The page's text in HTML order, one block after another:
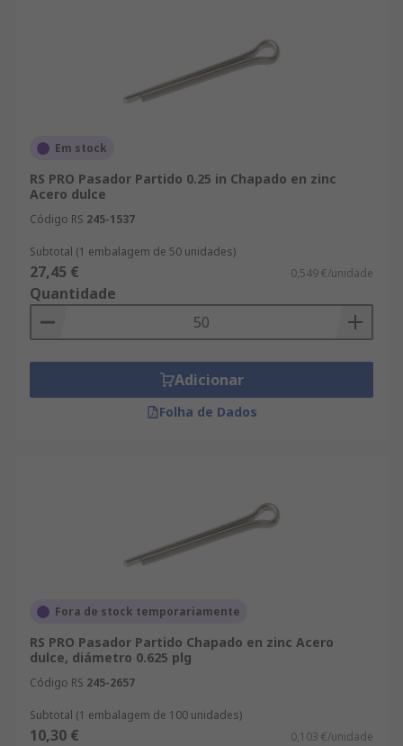
Em stock
RS PRO Pasador Partido 0.25 in Chapado en zinc
Acero dulce
Código RS 245-1537
Subtotal (1 embalagem de 50 unidades)
27,45 € 0,549 €/unidade
Quantidade
Adicionar
Folha de Dados
Fora de stock temporariamente
RS PRO Pasador Partido Chapado en zinc Acero
dulce, diámetro 0.625 plg
Código RS 245-2657
Subtotal (1 embalagem de 100 unidades)
10,30 € 0,103 €/unidade